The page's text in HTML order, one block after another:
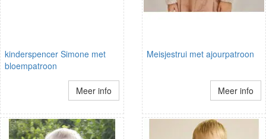
kinderspencer Simone met
bloempatroon
Meer info
Meisjestrui met ajourpatroon
Meer info